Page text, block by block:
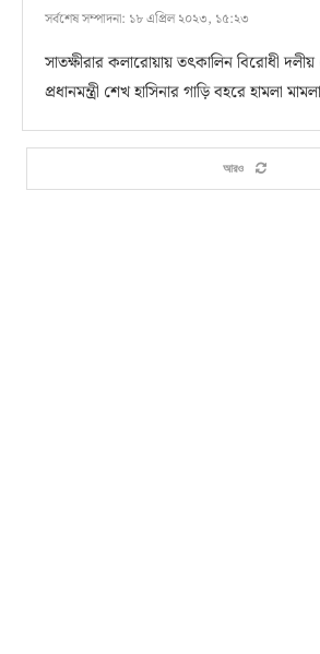
সর্বশেষ সম্পাদনা: ১৮ এপ্রিল ২০২৩, ১৫:২৩
সাতক্ষীরার কলারোয়ায় তৎকালিন বিরোধী দলীয়
প্রধানমন্ত্রী শেখ হাসিনার গাড়ি বহরে হামলা
আরও